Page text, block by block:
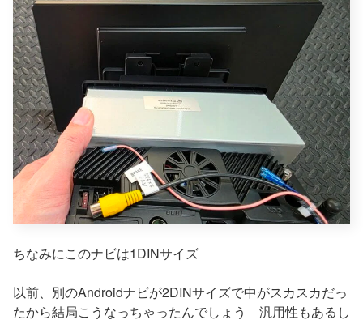
ちなみにこのナビは1DINサイズ
以前、別のAndroidナビが2DINサイズで中がスカスカだっ
たから結局こうなっちゃったんでしょう 汎用性もあるし